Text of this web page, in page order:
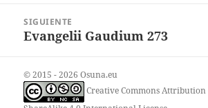
SIGUIENTE
Entrada
Evangelii Gaudium 273
© 2015 - 2026 Osuna.eu
Creative Commons